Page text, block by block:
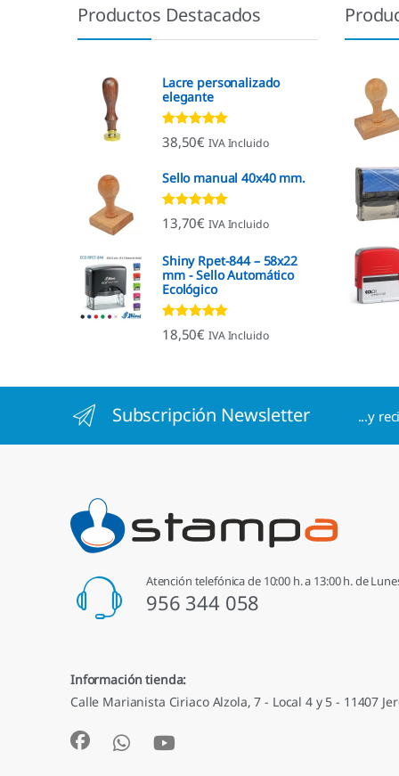
Productos Destacados
Lacre personalizado
elegante
Valorado con
4.92de 5
38,50€ IVA Incluido
Sello manual 40x40 mm.
Valorado con
4.96de 5
13,70€ IVA Incluido
Shiny Rpet-844 – 58x22
mm - Sello Automático
Ecológico
Valorado con
4.96de 5
18,50€ IVA Incluido
Subscripción Newsletter ...y
Atención telefónica de 10:00 h. a 13:00 h. de
956 344 058
Información tienda:
Calle Marianista Ciriaco Alzola, 7 - Local 4 y 5 - 11407